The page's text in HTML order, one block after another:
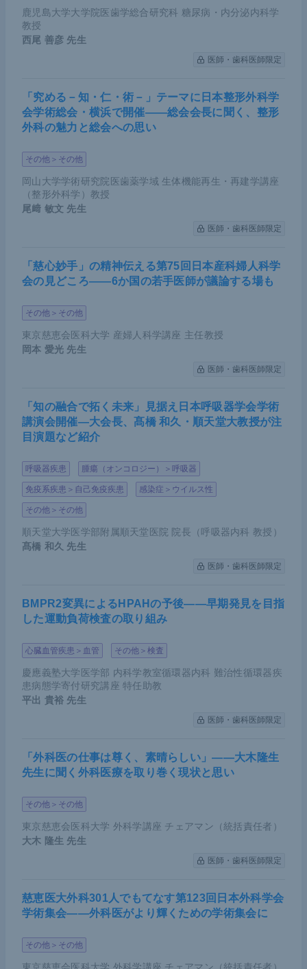
鹿児島大学大学院医歯学総合研究科 糖尿病・内分泌内科学
教授
西尾 善彦 先生
医師・歯科医師限定
「究める－知・仁・術－」テーマに日本整形外科学
会学術総会・横浜で開催――総会会長に聞く、整形
外科の魅力と総会への思い
その他＞その他
岡山大学学術研究院医歯薬学域 生体機能再生・再建学講座
（整形外科学）教授
尾﨑 敏文 先生
医師・歯科医師限定
「慈心妙手」の精神伝える第75回日本産科婦人科学
会の見どころ――6か国の若手医師が議論する場も
その他＞その他
東京慈恵会医科大学 産婦人科学講座 主任教授
岡本 愛光 先生
医師・歯科医師限定
「知の融合で拓く未来」見据え日本呼吸器学会学術
講演会開催―大会長、髙橋 和久・順天堂大教授が注
目演題など紹介
呼吸器疾患 腫瘍（オンコロジー）＞呼吸器
免疫系疾患＞自己免疫疾患 感染症＞ウイルス性
その他＞その他
順天堂大学医学部附属順天堂医院 院長（呼吸器内科 教授）
髙橋 和久 先生
医師・歯科医師限定
BMPR2変異によるHPAHの予後――早期発見を目指
した運動負荷検査の取り組み
心臓血管疾患＞血管 その他＞検査
慶應義塾大学医学部 内科学教室循環器内科 難治性循環器疾
患病態学寄付研究講座 特任助教
平出 貴裕 先生
医師・歯科医師限定
「外科医の仕事は尊く、素晴らしい」――大木隆生
先生に聞く外科医療を取り巻く現状と思い
その他＞その他
東京慈恵会医科大学 外科学講座 チェアマン（統括責任者）
大木 隆生 先生
医師・歯科医師限定
慈恵医大外科301人でもてなす第123回日本外科学会
学術集会――外科医がより輝くための学術集会に
その他＞その他